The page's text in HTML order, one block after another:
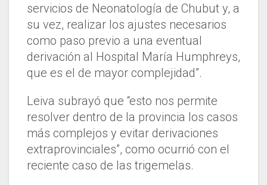
servicios de Neonatología de Chubut y, a
su vez, realizar los ajustes necesarios
como paso previo a una eventual
derivación al Hospital María Humphreys,
que es el de mayor complejidad”.
Leiva subrayó que “esto nos permite
resolver dentro de la provincia los casos
más complejos y evitar derivaciones
extraprovinciales”, como ocurrió con el
reciente caso de las trigemelas.